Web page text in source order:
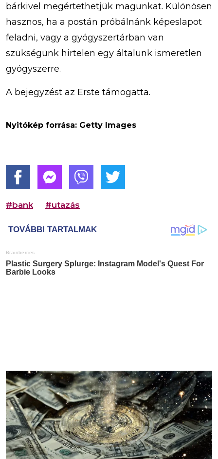
bárkivel megértethetjük magunkat. Különösen
hasznos, ha a postán próbálnánk képeslapot
feladni, vagy a gyógyszertárban van
szükségünk hirtelen egy általunk ismeretlen
gyógyszerre.
A bejegyzést az Erste támogatta.
Nyitókép forrása: Getty Images
#bank #utazás